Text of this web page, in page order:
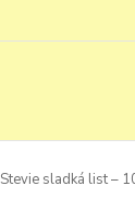
Stevie sladká list –